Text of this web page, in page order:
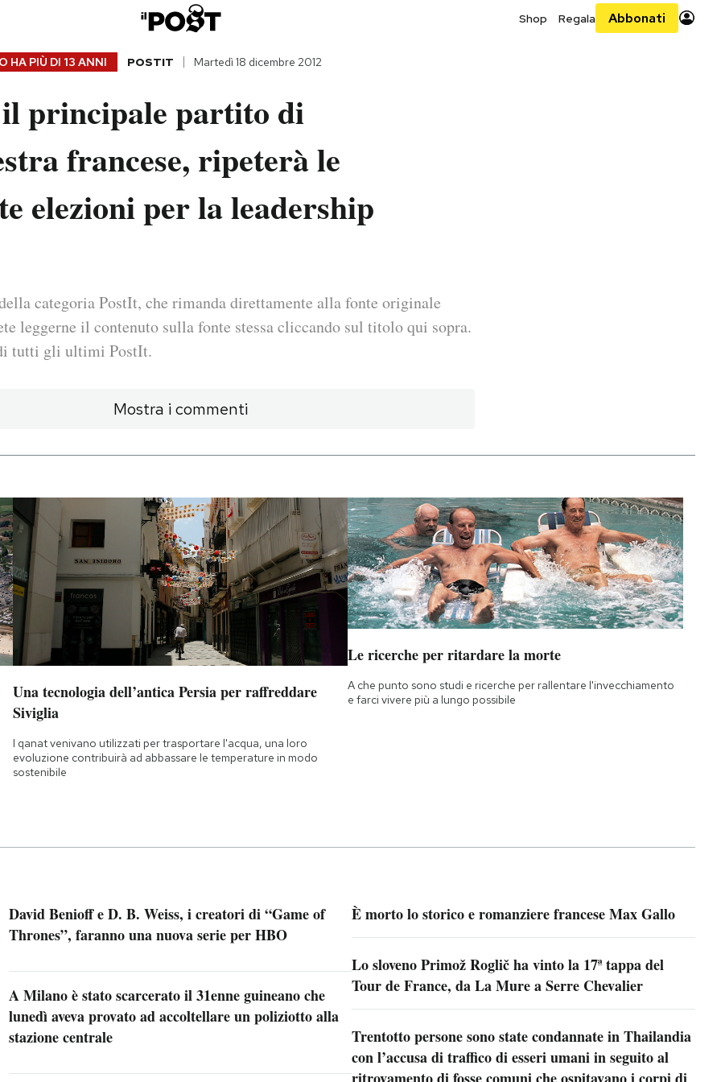
Shop Regala Abbonati
HA PIÙ DI 13 ANNI POSTIT Martedì 18 dicembre 2012
principale partito di
francese, ripeterà le
elezioni per la leadership
categoria PostIt, che rimanda direttamente alla fonte originale
leggerne il contenuto sulla fonte stessa cliccando sul titolo qui sopra.
tutti gli ultimi PostIt.
Mostra i commenti
Una tecnologia dell’antica Persia per raffreddare
Siviglia
I qanat venivano utilizzati per trasportare l'acqua, una loro
evoluzione contribuirà ad abbassare le temperature in modo
sostenibile
Le ricerche per ritardare la morte
A che punto sono studi e ricerche per rallentare l'invecchiamento
e farci vivere più a lungo possibile
David Benioff e D. B. Weiss, i creatori di “Game of
Thrones”, faranno una nuova serie per HBO
A Milano è stato scarcerato il 31enne guineano che
lunedì aveva provato ad accoltellare un poliziotto alla
stazione centrale
È morto lo storico e romanziere francese Max Gallo
Lo sloveno Primož Roglič ha vinto la 17ª tappa del
Tour de France, da La Mure a Serre Chevalier
Trentotto persone sono state condannate in Thailandia
con l’accusa di traffico di esseri umani in seguito al
ritrovamento di fosse comuni che ospitavano i corpi di